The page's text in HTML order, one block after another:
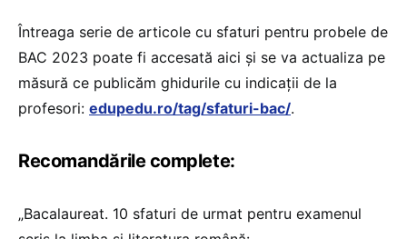
Întreaga serie de articole cu sfaturi pentru probele de
BAC 2023 poate fi accesată aici și se va actualiza pe
măsură ce publicăm ghidurile cu indicații de la
profesori: edupedu.ro/tag/sfaturi-bac/.
Recomandările complete:
„Bacalaureat. 10 sfaturi de urmat pentru examenul